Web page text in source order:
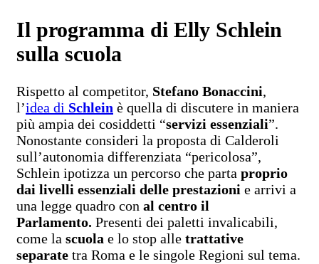
Il programma di Elly Schlein
sulla scuola
Rispetto al competitor, Stefano Bonaccini,
l’idea di Schlein è quella di discutere in maniera
più ampia dei cosiddetti “servizi essenziali”.
Nonostante consideri la proposta di Calderoli
sull’autonomia differenziata “pericolosa”,
Schlein ipotizza un percorso che parta proprio
dai livelli essenziali delle prestazioni e arrivi a
una legge quadro con al centro il
Parlamento. Presenti dei paletti invalicabili,
come la scuola e lo stop alle trattative
separate tra Roma e le singole Regioni sul tema.